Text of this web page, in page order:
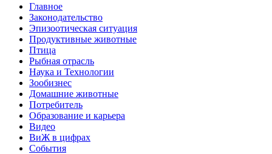
Главное
Законодательство
Эпизоотическая ситуация
Продуктивные животные
Птица
Рыбная отрасль
Наука и Технологии
Зообизнес
Домашние животные
Потребитель
Образование и карьера
Видео
ВиЖ в цифрах
События